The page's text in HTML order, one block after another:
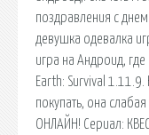
поздравления с
девушка одевалка
игра на Андроид,
Earth: Survival 1.11.9.
покупать, она
ОНЛАЙН! Сериал: